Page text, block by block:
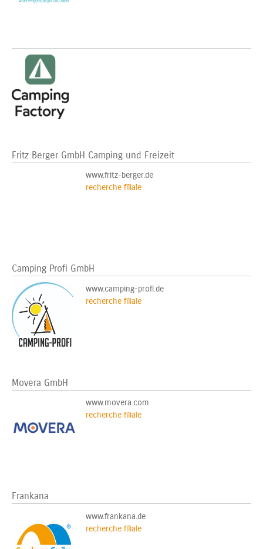
Fritz Berger GmbH Camping und Freizeit
www.fritz-berger.de
recherche filiale
Camping Profi GmbH
www.camping-profi.de
recherche filiale
Movera GmbH
www.movera.com
recherche filiale
Frankana
www.frankana.de
recherche filiale